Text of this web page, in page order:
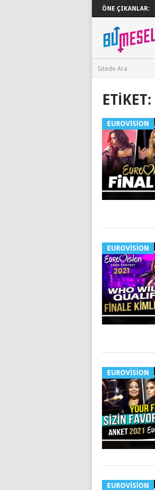
ÖNE ÇIKANLAR:
ETIKET:
EUROVISION
EUROVISION
EUROVISION
EUROVISION